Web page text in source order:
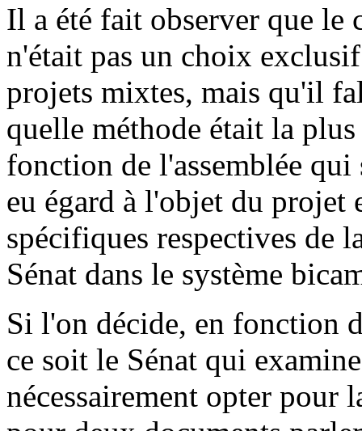
Il a été fait observer que le
n'était pas un choix
projets mixtes, mais qu'il
quelle méthode était la
fonction de l'assemblée
eu égard à l'objet du projet
spécifiques respectives de
Sénat dans le système
Si l'on décide, en fonction
ce soit le Sénat qui
nécessairement opter pour